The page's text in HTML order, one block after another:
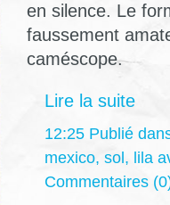
en silence. Le
faussement
caméscope.
Lire la suite
12:25 Publié
mexico, sol , lila
Commentaires